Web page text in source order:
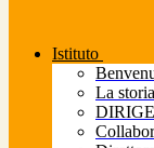
Istituto
La storia